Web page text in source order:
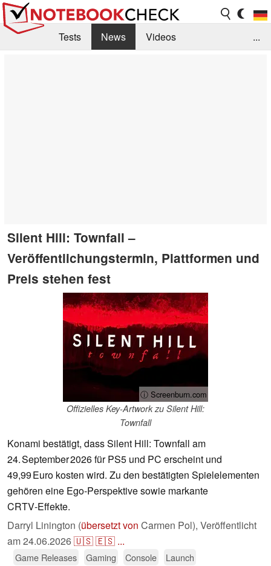
Tests News
Videos
...
Silent Hill: Townfall –
Veröffentlichungstermin, Plattformen und
Preis stehen fest
ⓘ Screenburn.com
Offizielles Key‑Artwork zu Silent Hill:
Townfall
Konami bestätigt, dass Silent Hill: Townfall am
24. September 2026 für PS5 und PC erscheint und
49,99 Euro kosten wird. Zu den bestätigten Spielelementen
gehören eine Ego‑Perspektive sowie markante
CRTV‑Effekte.
Darryl Linington (übersetzt von Carmen Pol), Veröffentlicht
am24.06.2026🇺🇸🇪🇸 ...
Game Releases Gaming Console Launch